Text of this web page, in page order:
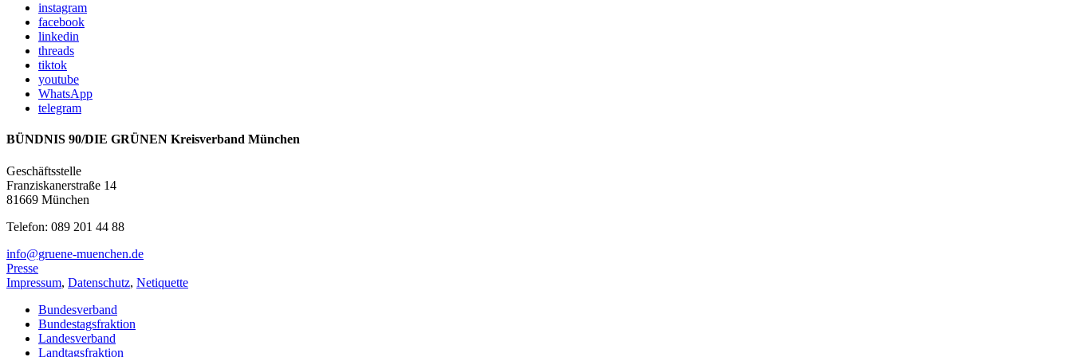
instagram
facebook
linkedin
threads
tiktok
youtube
WhatsApp
telegram
BÜNDNIS 90/DIE GRÜNEN Kreisverband München
Geschäftsstelle
Franziskanerstraße 14
81669 München
Telefon: 089 201 44 88
info@gruene-muenchen.de
Presse
Impressum, Datenschutz, Netiquette
Bundesverband
Bundestagsfraktion
Landesverband
Landtagsfraktion